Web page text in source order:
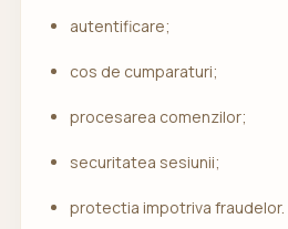
autentificare;
cos de cumparaturi;
procesarea comenzilor;
securitatea sesiunii;
protectia impotriva fraudelor.